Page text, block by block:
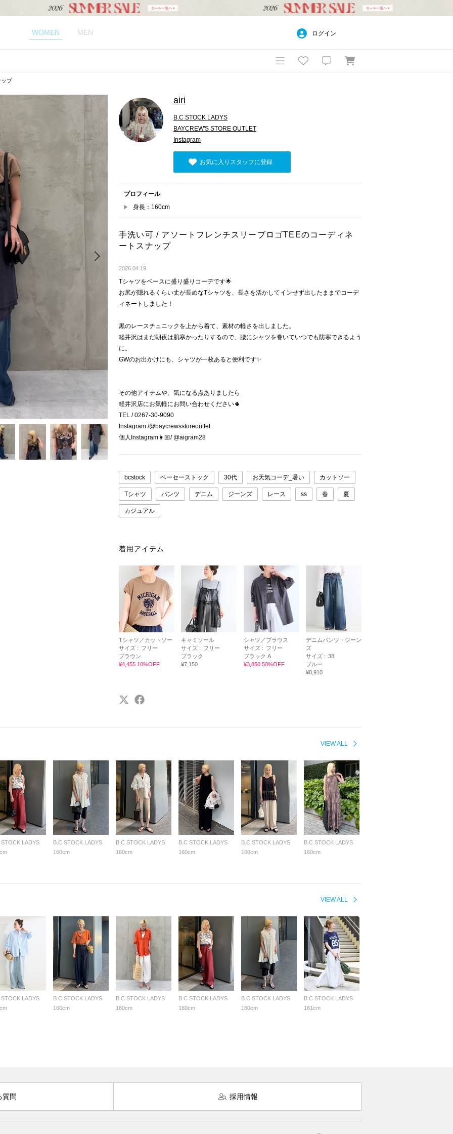
WOMEN MEN ログイン
ップ
airi
B.C STOCK LADYS
BAYCREW'S STORE OUTLET
Instagram
お気に入りスタッフに登録
プロフィール
身長：160cm
手洗い可 / アソートフレンチスリーブロゴTEEのコーディネ
ートスナップ
2026.04.19
Tシャツをベースに盛り盛りコーデです🌟
お尻が隠れるくらい丈が長めなTシャツを、長さを活かしてインせず出したままでコーデ
ィネートしました！
黒のレースチュニックを上から着て、素材の軽さを出しました。
軽井沢はまだ朝夜は肌寒かったりするので、腰にシャツを巻いていつでも防寒できるよう
に。
GWのお出かけにも、シャツが一枚あると便利です✨
その他アイテムや、気になる点ありましたら
軽井沢店にお気軽にお問い合わせください🌵
TEL / 0267-30-9090
Instagram /@baycrewsstoreoutlet
個人Instagram👩🏼/ @aigram28
bcstock ベーセーストック 30代 お天気コーデ_暑い カットソー
Tシャツ パンツ デニム ジーンズ レース ss 春 夏
カジュアル
着用アイテム
Tシャツ／カットソー
サイズ : フリー
ブラウン
¥4,455 10%OFF
キャミソール
サイズ : フリー
ブラック
¥7,150
シャツ／ブラウス
サイズ : フリー
ブラック A
¥3,850 50%OFF
デニムパンツ・ジーン
ズ
サイズ : 38
ブルー
¥8,910
VIEW ALL
STOCK LADYS
B.C STOCK LADYS
160cm
B.C STOCK LADYS
160cm
B.C STOCK LADYS
160cm
B.C STOCK LADYS
160cm
B.C STOCK LADYS
160cm
VIEW ALL
STOCK LADYS
B.C STOCK LADYS
160cm
B.C STOCK LADYS
160cm
B.C STOCK LADYS
160cm
B.C STOCK LADYS
160cm
B.C STOCK LADYS
161cm
質問 採用情報